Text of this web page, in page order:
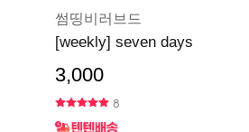
썸띵비러브드
[weekly] seven days
3,000
8